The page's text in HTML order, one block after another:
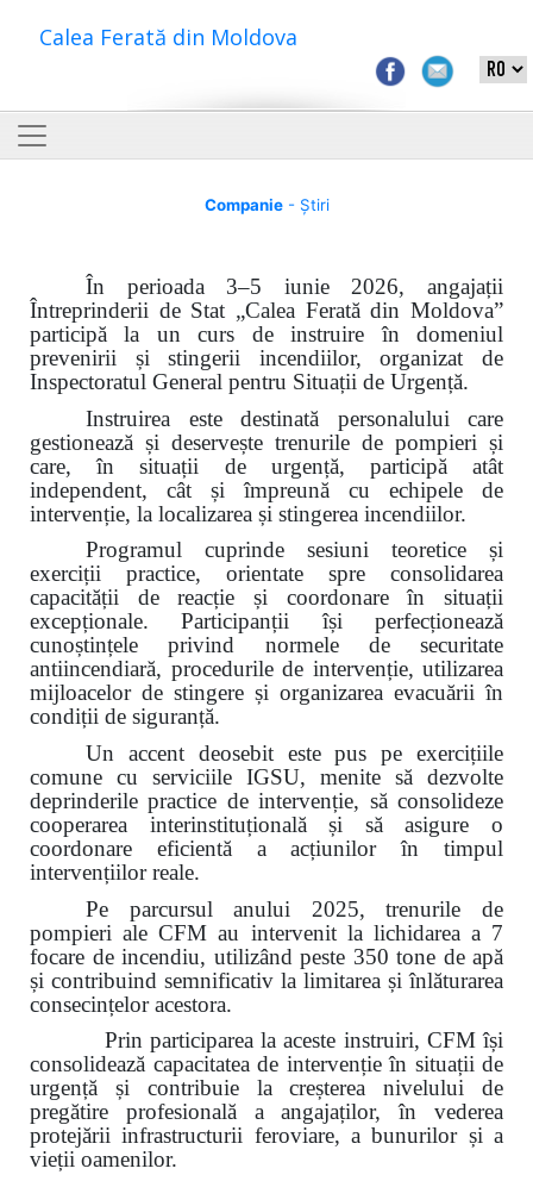
Calea Ferată din Moldova
Companie- Știri
În perioada 3–5 iunie 2026, angajații
Întreprinderii de Stat „Calea Ferată din Moldova”
participă la un curs de instruire în domeniul
prevenirii și stingerii incendiilor, organizat de
Inspectoratul General pentru Situații de Urgență.
Instruirea este destinată personalului care
gestionează și deservește trenurile de pompieri și
care, în situații de urgență, participă atât
independent, cât și împreună cu echipele de
intervenție, la localizarea și stingerea incendiilor.
Programul cuprinde sesiuni teoretice și
exerciții practice, orientate spre consolidarea
capacității de reacție și coordonare în situații
excepționale. Participanții își perfecționează
cunoștințele privind normele de securitate
antiincendiară, procedurile de intervenție, utilizarea
mijloacelor de stingere și organizarea evacuării în
condiții de siguranță.
Un accent deosebit este pus pe exercițiile
comune cu serviciile IGSU, menite să dezvolte
deprinderile practice de intervenție, să consolideze
cooperarea interinstituțională și să asigure o
coordonare eficientă a acțiunilor în timpul
intervențiilor reale.
Pe parcursul anului 2025, trenurile de
pompieri ale CFM au intervenit la lichidarea a 7
focare de incendiu, utilizând peste 350 tone de apă
și contribuind semnificativ la limitarea și înlăturarea
consecințelor acestora.
Prin participarea la aceste instruiri, CFM își
consolidează capacitatea de intervenție în situații de
urgență și contribuie la creșterea nivelului de
pregătire profesională a angajaților, în vederea
protejării infrastructurii feroviare, a bunurilor și a
vieții oamenilor.